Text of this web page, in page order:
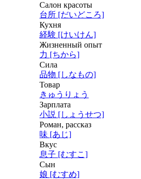
Салон красоты
台所 [だいどころ]
Кухня
経験 [けいけん]
Жизненный опыт
力 [ちから]
Сила
品物 [しなもの]
Товар
きゅうりょう
Зарплата
小説 [しょうせつ]
Роман, рассказ
味 [あじ]
Вкус
息子 [むすこ]
Сын
娘 [むすめ]